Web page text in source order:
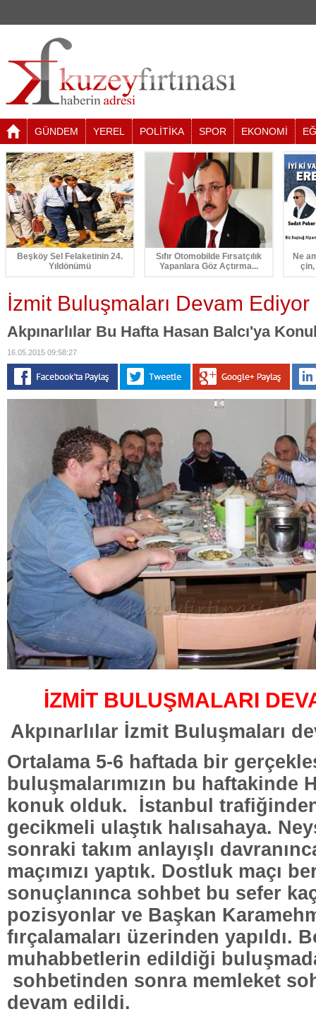
GÜNDEM YEREL POLİTİKA SPOR EKONOMİ
Beşköy Sel Felaketinin 24.
Yıldönümü
Sıfır Otomobilde Fırsatçılık
Yapanlara Göz Açtırma...
Ne
İzmit Buluşmaları Devam Ediyor
Akpınarlılar Bu Hafta Hasan Balcı'ya
16.05.2015 09:58:27
İZMİT BULUŞMALARI
Akpınarlılar İzmit Buluşmaları
Ortalama 5-6 haftada bir
buluşmalarımızın bu haftakinde
konuk olduk. İstanbul
gecikmeli ulaştık halısahaya.
sonraki takım anlayışlı
maçımızı yaptık. Dostluk maçı
sonuçlanınca sohbet bu sefer
pozisyonlar ve Başkan
fırçalamaları üzerinden yapıldı.
muhabbetlerin edildiği
sohbetinden sonra memleket
devam edildi.